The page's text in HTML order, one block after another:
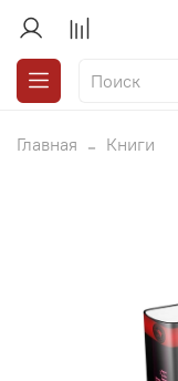
Главная Книги